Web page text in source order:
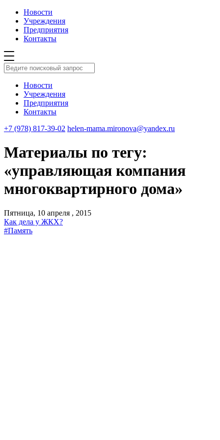
Новости
Учреждения
Предприятия
Контакты
Новости
Учреждения
Предприятия
Контакты
+7 (978) 817-39-02 helen-mama.mironova@yandex.ru
Материалы по тегу:
«управляющая компания
многоквартирного дома»
Пятница, 10 апреля , 2015
Как дела у ЖКХ?
#Память